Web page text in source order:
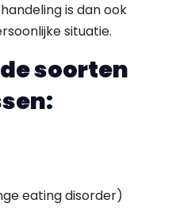
is dan ook
situatie.
soorten
eating disorder)